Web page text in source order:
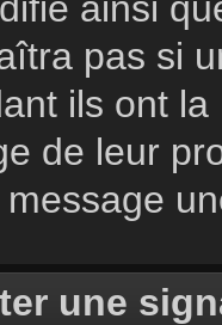
pas si
ils ont
de leur
une